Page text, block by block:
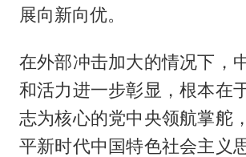
展向新向优。
在外部冲击加大的情况下，
和活力进一步彰显，根本在
志为核心的党中央领航掌舵
平新时代中国特色社会主义